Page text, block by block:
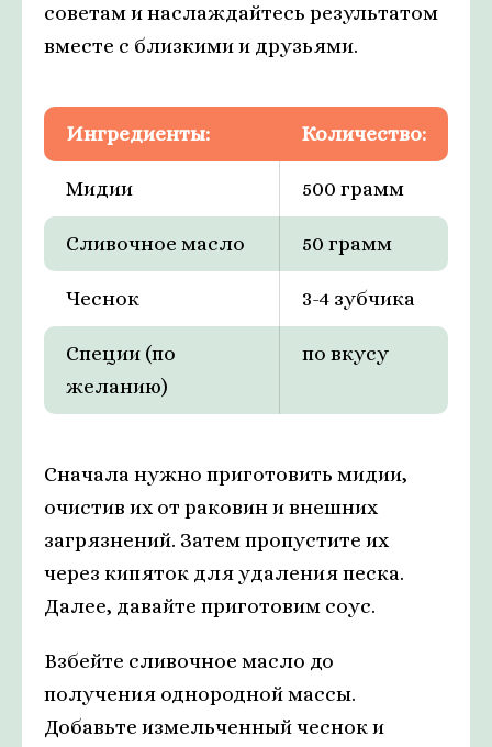
советам и наслаждайтесь результатом
вместе с близкими и друзьями.
Ингредиенты: Количество:
Мидии 500 грамм
Сливочное масло 50 грамм
Чеснок 3-4 зубчика
Специи (по
желанию)
по вкусу
Сначала нужно приготовить мидии,
очистив их от раковин и внешних
загрязнений. Затем пропустите их
через кипяток для удаления песка.
Далее, давайте приготовим соус.
Взбейте сливочное масло до
получения однородной массы.
Добавьте измельченный чеснок и